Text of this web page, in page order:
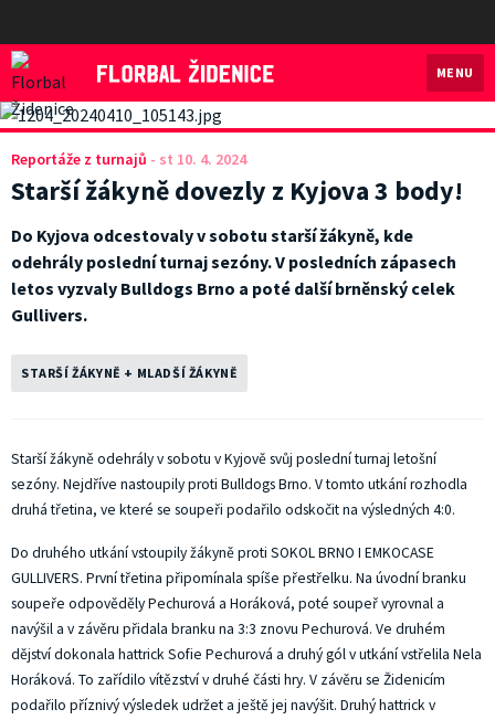
Florbal Židenice
MENU
Reportáže z turnajů - st 10. 4. 2024
Starší žákyně dovezly z Kyjova 3 body!
Do Kyjova odcestovaly v sobotu starší žákyně, kde
odehrály poslední turnaj sezóny. V posledních zápasech
letos vyzvaly Bulldogs Brno a poté další brněnský celek
Gullivers.
STARŠÍ ŽÁKYNĚ + MLADŠÍ ŽÁKYNĚ
Starší žákyně odehrály v sobotu v Kyjově svůj poslední turnaj letošní
sezóny. Nejdříve nastoupily proti Bulldogs Brno. V tomto utkání rozhodla
druhá třetina, ve které se soupeři podařilo odskočit na výsledných 4:0.
Do druhého utkání vstoupily žákyně proti SOKOL BRNO I EMKOCASE
GULLIVERS. První třetina připomínala spíše přestřelku. Na úvodní branku
soupeře odpověděly Pechurová a Horáková, poté soupeř vyrovnal a
navýšil a v závěru přidala branku na 3:3 znovu Pechurová. Ve druhém
dějství dokonala hattrick Sofie Pechurová a druhý gól v utkání vstřelila Nela
Horáková. To zařídilo vítězství v druhé části hry. V závěru se Židenicím
podařilo příznivý výsledek udržet a ještě jej navýšit. Druhý hattrick v